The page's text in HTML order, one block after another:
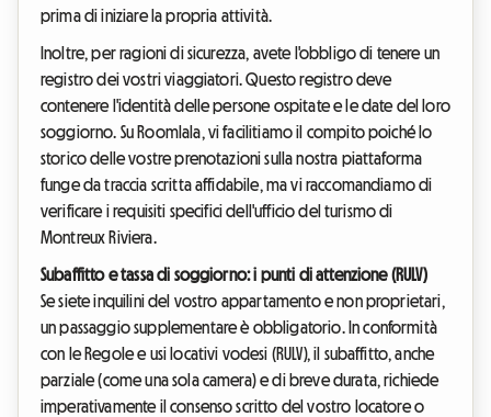
prima di iniziare la propria attività.
Inoltre, per ragioni di sicurezza, avete l'obbligo di tenere un
registro dei vostri viaggiatori. Questo registro deve
contenere l'identità delle persone ospitate e le date del loro
soggiorno. Su Roomlala, vi facilitiamo il compito poiché lo
storico delle vostre prenotazioni sulla nostra piattaforma
funge da traccia scritta affidabile, ma vi raccomandiamo di
verificare i requisiti specifici dell'ufficio del turismo di
Montreux Riviera.
Subaffitto e tassa di soggiorno: i punti di attenzione (RULV)
Se siete inquilini del vostro appartamento e non proprietari,
un passaggio supplementare è obbligatorio. In conformità
con le Regole e usi locativi vodesi (RULV), il subaffitto, anche
parziale (come una sola camera) e di breve durata, richiede
imperativamente il consenso scritto del vostro locatore o